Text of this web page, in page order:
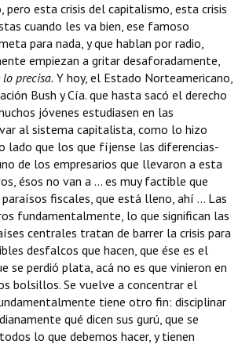
pero esta crisis del capitalismo, esta crisis
cuando les va bien, ese famoso
para nada, y que hablan por radio,
empiezan a gritar desaforadamente,
precisa.Y hoy, el Estado Norteamericano,
Bush y Cía. que hasta sacó el derecho
jóvenes estudiasen en las
al sistema capitalista, como lo hizo
lado que los que fíjense las diferencias-
de los empresarios que llevaron a esta
ésos no van a ... es muy factible que
fiscales, que está lleno, ahí ... Las
fundamentalmente, lo que significan las
centrales tratan de barrer la crisis para
desfalcos que hacen, que ése es el
se perdió plata, acá no es que vinieron en
bolsillos. Se vuelve a concentrar el
tiene otro fin: disciplinar
qué dicen sus gurú, que se
lo que debemos hacer, y tienen